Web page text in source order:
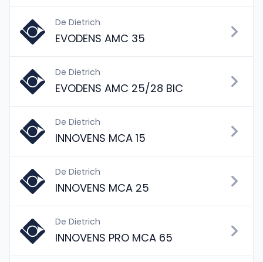
De Dietrich
EVODENS AMC 35
De Dietrich
EVODENS AMC 25/28 BIC
De Dietrich
INNOVENS MCA 15
De Dietrich
INNOVENS MCA 25
De Dietrich
INNOVENS PRO MCA 65